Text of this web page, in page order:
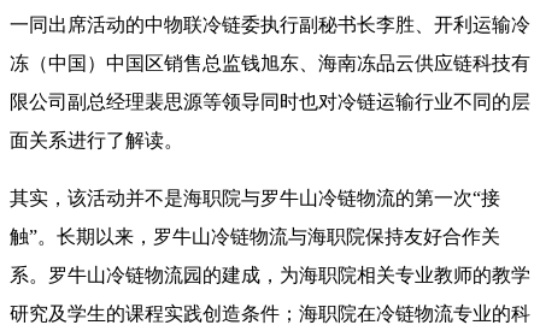
一同出席活动的中物联冷链委执行副秘书长李胜、开利运输冷
冻（中国）中国区销售总监钱旭东、海南冻品云供应链科技有
限公司副总经理裴思源等领导同时也对冷链运输行业不同的层
面关系进行了解读。
其实，该活动并不是海职院与罗牛山冷链物流的第一次“接
触”。长期以来，罗牛山冷链物流与海职院保持友好合作关
系。罗牛山冷链物流园的建成，为海职院相关专业教师的教学
研究及学生的课程实践创造条件；海职院在冷链物流专业的科